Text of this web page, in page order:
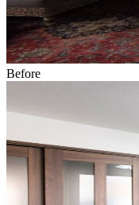
Before